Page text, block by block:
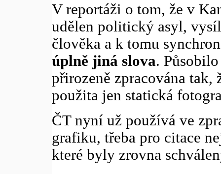
V reportáži o tom, že v
udělen politický asyl,
člověka a k tomu
úplně jiná slova.
přirozeně zpracována tak,
použita jen statická
ČT nyní už používá ve
grafiku, třeba pro citace
které byly zrovna